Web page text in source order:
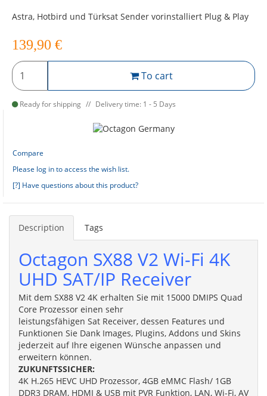
Astra, Hotbird und Türksat Sender vorinstalliert Plug & Play
139,90 €
To cart
Ready for shipping Delivery time: 1 - 5 Days
Compare
Please log in to access the wish list.
[?] Have questions about this product?
Description Tags
Octagon SX88 V2 Wi-Fi 4K
UHD SAT/IP Receiver
Mit dem SX88 V2 4K erhalten Sie mit 15000 DMIPS Quad
Core Prozessor einen sehr
leistungsfähigen Sat Receiver, dessen Features und
Funktionen Sie Dank Images, Plugins, Addons und Skins
jederzeit auf Ihre eigenen Wünsche anpassen und
erweitern können.
ZUKUNFTSSICHER:
4K H.265 HEVC UHD Prozessor, 4GB eMMC Flash/ 1GB
DDR3 DRAM, HDMI & USB mit PVR Funktion, LAN, Wi-Fi, AV